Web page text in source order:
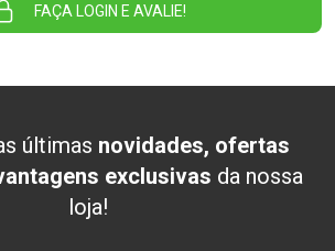
FAÇA LOGIN E AVALIE!
últimas novidades, ofertas
exclusivas da nossa
loja!